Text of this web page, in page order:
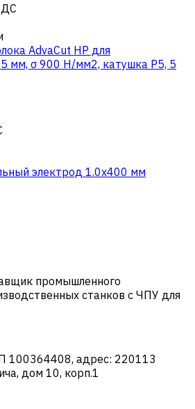
AdvaCut HP для
мм, σ 900 Н/мм2, катушка P5, 5
электрод 1.0x400 мм
промышленного
станков с ЧПУ для
адрес: 220113
дом 10, корп.1